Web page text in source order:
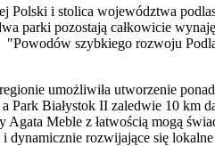
Polski i stolica województwa
parki pozostają całkowicie
szybkiego rozwoju
umożliwiła utworzenie
Park Białystok II zaledwie 10 km
Meble z łatwością mogą
dynamicznie rozwijające się